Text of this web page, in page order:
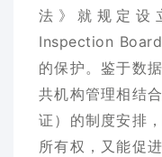
法》就规定设
Inspection
的保护。鉴于数
共机构管理相结
证）的制度安排
所有权，又能促